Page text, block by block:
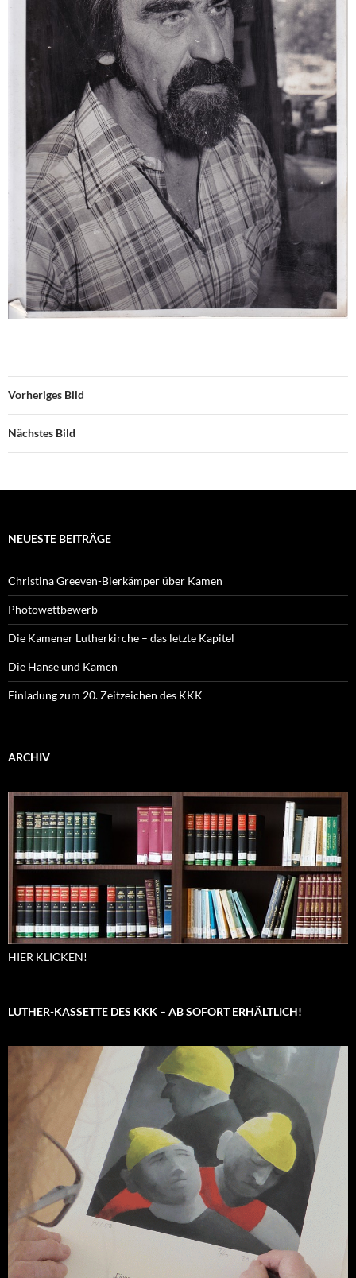
Vorheriges Bild
Nächstes Bild
NEUESTE BEITRÄGE
Christina Greeven-Bierkämper über Kamen
Photowettbewerb
Die Kamener Lutherkirche – das letzte Kapitel
Die Hanse und Kamen
Einladung zum 20. Zeitzeichen des KKK
ARCHIV
HIER KLICKEN!
LUTHER-KASSETTE DES KKK – AB SOFORT ERHÄLTLICH!